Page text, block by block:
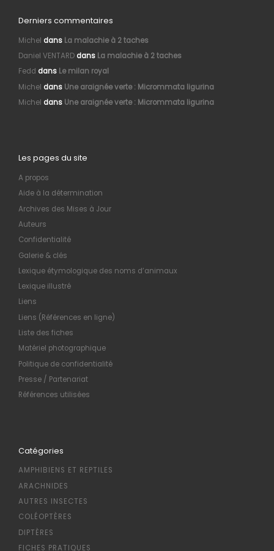
Derniers commentaires
Michel dans La malachie à 2 taches
Daniel VENTARDdans La malachie à 2 taches
Fedd dans Le milan royal
Michel dans Une araignée verte : Micrommata ligurina
Michel dans Une araignée verte : Micrommata ligurina
Les pages du site
A propos
Aide à la détermination
Archives des Mises à Jour
Auteurs
Confidentialité
Galerie & clés
Lexique étymologique des noms d’animaux
Lexique illustré
Liens
Liens (Références en ligne)
Liste des fiches
Matériel photographique
Politique de confidentialité
Presse / Partenariat
Références utilisées
Catégories
AMPHIBIENS ET REPTILES
ARACHNIDES
AUTRES INSECTES
COLÉOPTÈRES
DIPTÈRES
FICHES PRATIQUES